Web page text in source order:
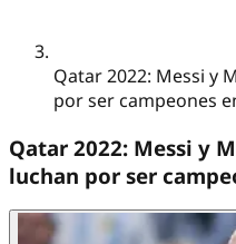
Qatar 2022: Messi y
por ser campeones
Qatar 2022: Messi y
luchan por ser